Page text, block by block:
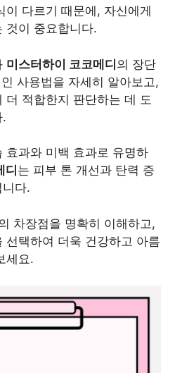
이 다르기 때문에, 자신에게
것이 중요합니다.
미스터하이 코코메디의 장단
사용법을 자세히 알아보고,
더 적합한지 판단하는 데 도
.
효과와 미백 효과로 유명하
디 는 피부 톤 개선과 탄력 증
다.
차장점을 명확히 이해하고,
선택하여 더욱 건강하고 아름
세요.